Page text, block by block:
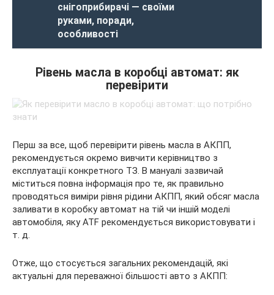
снігоприбирачі — своїми
руками, поради,
особливості
Рівень масла в коробці автомат: як
перевірити
Перш за все, щоб перевірити рівень масла в АКПП,
рекомендується окремо вивчити керівництво з
експлуатації конкретного ТЗ. В мануалі зазвичай
міститься повна інформація про те, як правильно
проводяться виміри рівня рідини АКПП, який обсяг масла
заливати в коробку автомат на тій чи іншій моделі
автомобіля, яку ATF рекомендується використовувати і
т. д.
Отже, що стосується загальних рекомендацій, які
актуальні для переважної більшості авто з АКПП: